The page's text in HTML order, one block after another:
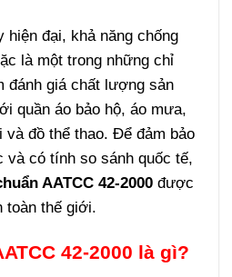
hiện đại, khả năng chống
là một trong những chỉ
đánh giá chất lượng sản
quần áo bảo hộ, áo mưa,
và đồ thể thao. Để đảm bảo
và có tính so sánh quốc tế,
AATCC 42-2000được
toàn thế giới.
42-2000 là gì?